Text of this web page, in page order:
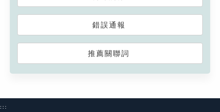
錯誤通報
推薦關聯詞
:::